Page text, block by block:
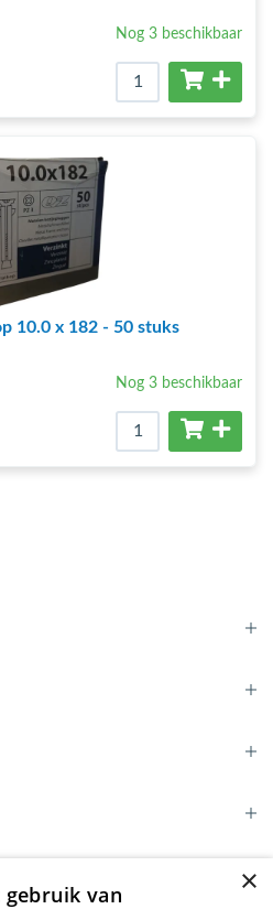
Nog 3 beschikbaar
10.0 x 182 - 50 stuks
Nog 3 beschikbaar
- EnergyBy
×
gebruik van